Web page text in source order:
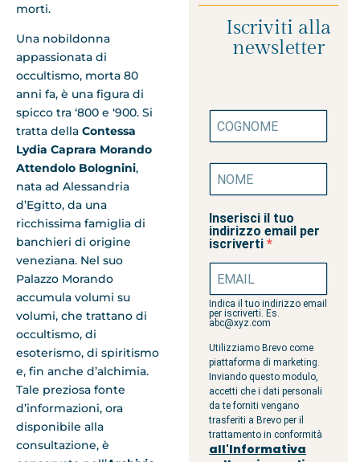
morti.
Una nobildonna
appassionata di
occultismo, morta 80
anni fa, è una figura di
spicco tra ‘800 e ‘900. Si
tratta della Contessa
Lydia Caprara Morando
Attendolo Bolognini,
nata ad Alessandria
d’Egitto, da una
ricchissima famiglia di
banchieri di origine
veneziana. Nel suo
Palazzo Morando
accumula volumi su
volumi, che trattano di
occultismo, di
esoterismo, di spiritismo
e, fin anche d’alchimia.
Tale preziosa fonte
d’informazioni, ora
disponibile alla
consultazione, è
Iscriviti alla
newsletter
Inserisci il tuo
indirizzo email per
iscriverti
Indica il tuo indirizzo email
per iscriverti. Es.
abc@xyz.com
Utilizziamo Brevo come
piattaforma di marketing.
Inviando questo modulo,
accetti che i dati personali
da te forniti vengano
trasferiti a Brevo per il
trattamento in conformità
all'Informativa